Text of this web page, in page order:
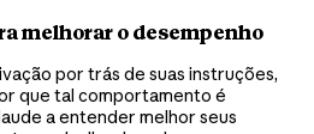
melhorar o desempenho
por trás de suas instruções,
que tal comportamento é
a entender melhor seus